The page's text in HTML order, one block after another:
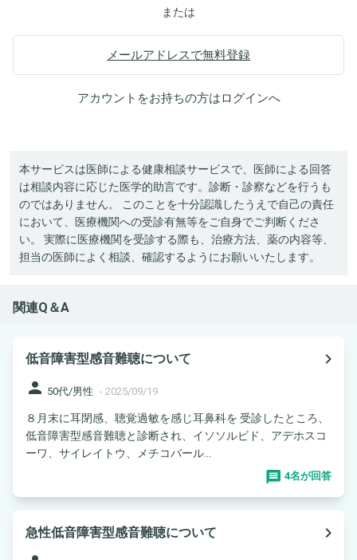
または
メールアドレスで無料登録
アカウントをお持ちの方はログインへ
本サービスは医師による健康相談サービスで、医師による回答
は相談内容に応じた医学的助言です。診断・診察などを行うも
のではありません。 このことを十分認識したうえで自己の責任
において、医療機関への受診有無等をご自身でご判断くださ
い。 実際に医療機関を受診する際も、治療方法、薬の内容等、
担当の医師によく相談、確認するようにお願いいたします。
関連Q＆A
低音障害型感音難聴について
navigate_next
person 50代/男性 - 2025/09/19
８月末に耳閉感、聴覚過敏を感じ耳鼻科を 受診したところ、
低音障害型感音難聴と診断され、イソソルビド、アデホスコ
ーワ、サイレイトウ、メチコバール...
4名が回答
急性低音障害型感音難聴について
navigate_next